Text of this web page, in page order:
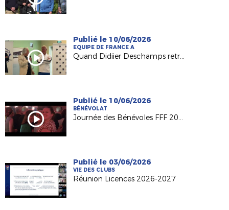
Publié le 10/06/2026
EQUIPE DE FRANCE A
Quand Didiier Deschamps retrouve ses racines nantaises...
Publié le 10/06/2026
BÉNÉVOLAT
Journée des Bénévoles FFF 2026
Publié le 03/06/2026
VIE DES CLUBS
Réunion Licences 2026-2027